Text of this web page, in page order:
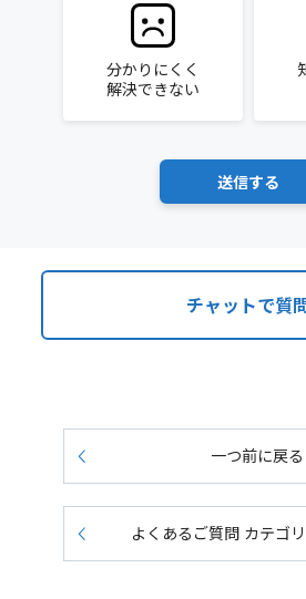
分かりにくく
解決できない
チャットで質
一つ前に戻る
よくあるご質問 カテゴ